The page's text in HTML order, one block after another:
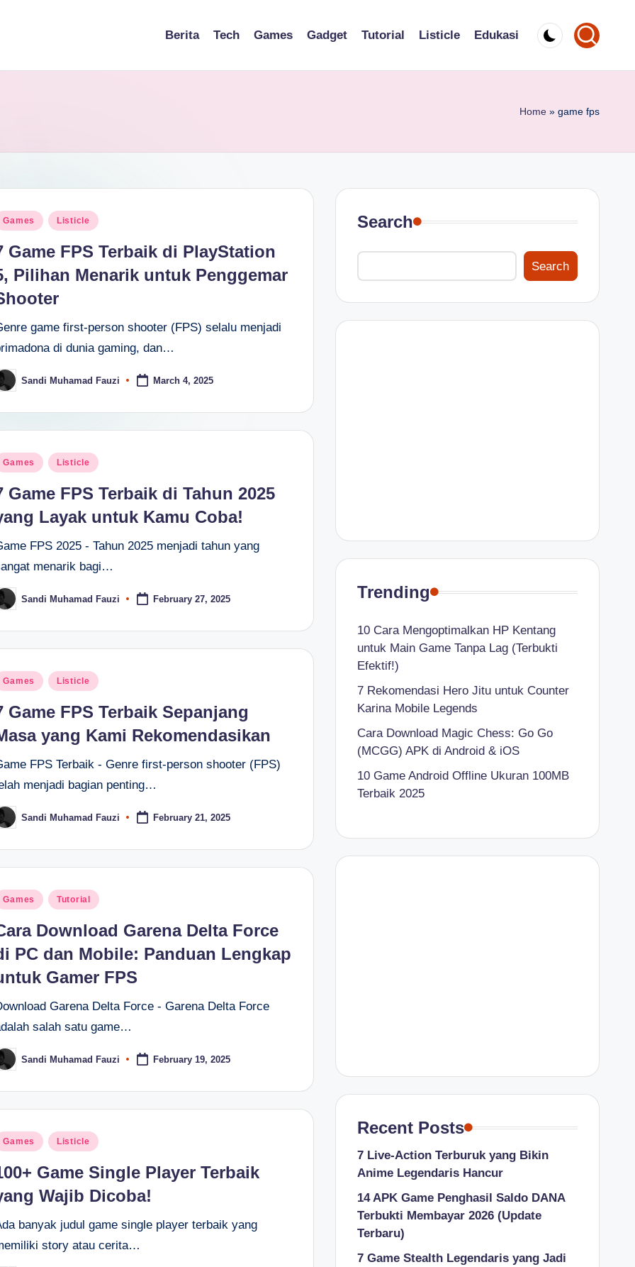
Berita Tech Games Gadget Tutorial Listicle Edukasi
Home » game fps
Games Listicle
Game FPS Terbaik di PlayStation
Pilihan Menarik untuk Penggemar
game first-person shooter (FPS) selalu menjadi
di dunia gaming, dan…
Sandi Muhamad Fauzi March 4, 2025
Games Listicle
Game FPS Terbaik di Tahun 2025
Layak untuk Kamu Coba!
FPS 2025 - Tahun 2025 menjadi tahun yang
menarik bagi…
Sandi Muhamad Fauzi February 27, 2025
Games Listicle
Game FPS Terbaik Sepanjang
yang Kami Rekomendasikan
FPS Terbaik - Genre first-person shooter (FPS)
menjadi bagian penting…
Sandi Muhamad Fauzi February 21, 2025
Games Tutorial
Download Garena Delta Force
PC dan Mobile: Panduan Lengkap
Gamer FPS
Garena Delta Force - Garena Delta Force
salah satu game…
Sandi Muhamad Fauzi February 19, 2025
Games Listicle
Game Single Player Terbaik
Wajib Dicoba!
banyak judul game single player terbaik yang
story atau cerita…
Search
Search
Trending
10 Cara Mengoptimalkan HP Kentang
untuk Main Game Tanpa Lag (Terbukti
Efektif!)
7 Rekomendasi Hero Jitu untuk Counter
Karina Mobile Legends
Cara Download Magic Chess: Go Go
(MCGG) APK di Android & iOS
10 Game Android Offline Ukuran 100MB
Terbaik 2025
Recent Posts
7 Live-Action Terburuk yang Bikin
Anime Legendaris Hancur
14 APK Game Penghasil Saldo DANA
Terbukti Membayar 2026 (Update
Terbaru)
7 Game Stealth Legendaris yang Jadi